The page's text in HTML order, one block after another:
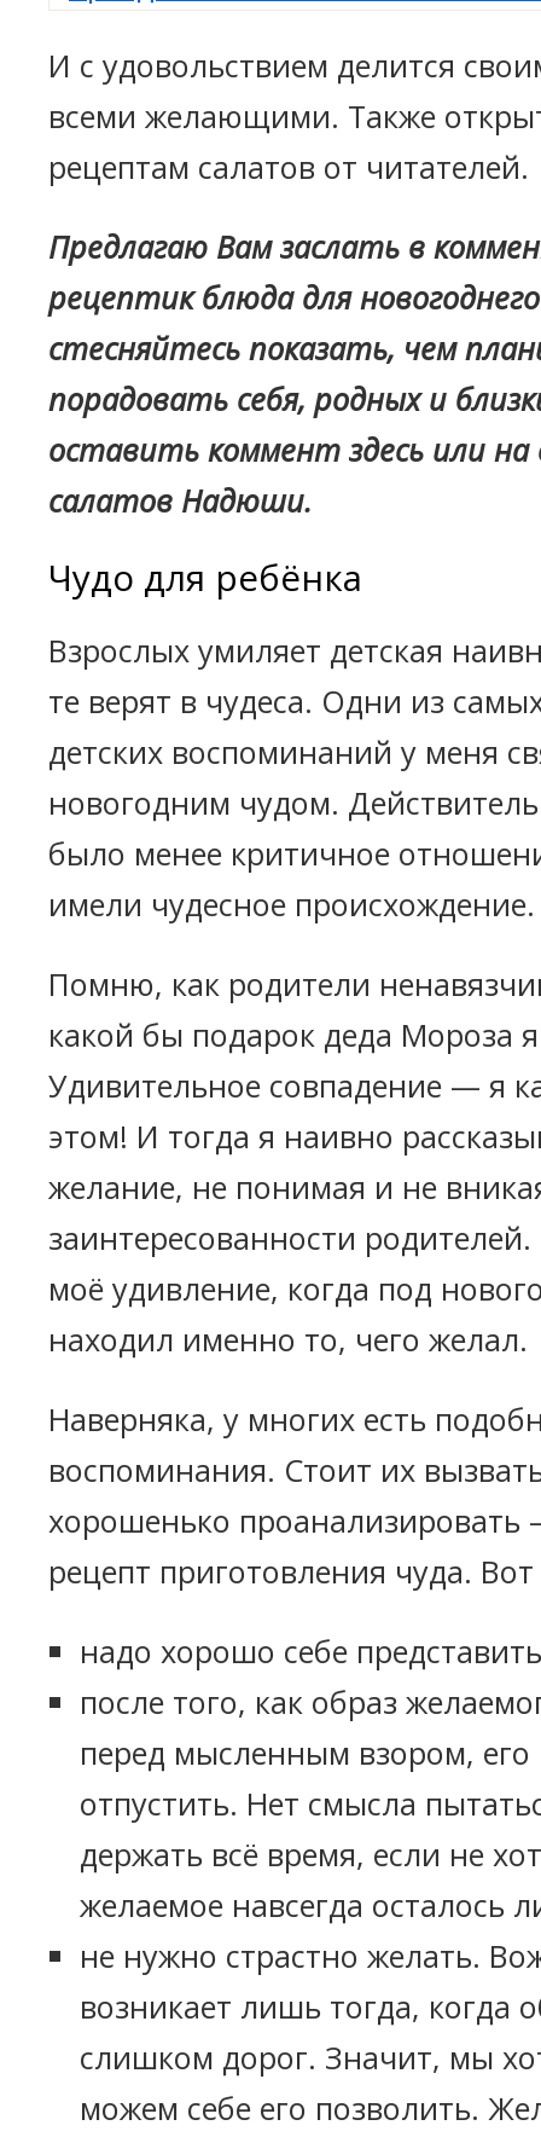
И с удовольствием делится
всеми желающими. Также
рецептам салатов от читателей.
Предлагаю Вам заслать в
рецептик блюда для
стесняйтесь показать, чем
порадовать себя, родных и
оставить коммент здесь или
салатов Надюши.
Чудо для ребёнка
Взрослых умиляет детская
те верят в чудеса. Одни из
детских воспоминаний у меня
новогодним чудом.
было менее критичное
имели чудесное происхождение.
Помню, как родители
какой бы подарок деда Мороза
Удивительное совпадение — я
этом! И тогда я наивно
желание, не понимая и не
заинтересованности
моё удивление, когда под
находил именно то, чего желал.
Наверняка, у многих есть
воспоминания. Стоит их
хорошенько проанализировать
рецепт приготовления чуда.
надо хорошо себе
после того, как образ
перед мысленным взором,
отпустить. Нет смысла
держать всё время, если не
желаемое навсегда осталось
не нужно страстно желать.
возникает лишь тогда, когда
слишком дорог. Значит, мы
можем себе его позволить.